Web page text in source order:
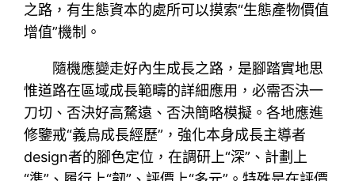
之路，有生態資本的處所可以摸索“生態產物價值
增值”機制。
隨機應變走好內生成長之路，是腳踏實地思
惟道路在區域成長範疇的詳細應用，必需否決一
刀切、否決好高騖遠、否決簡略模擬。各地應進
修鑒戒“義烏成長經歷”，強化本身成長主導者
design者的腳色定位，在調研上“深”、計劃上